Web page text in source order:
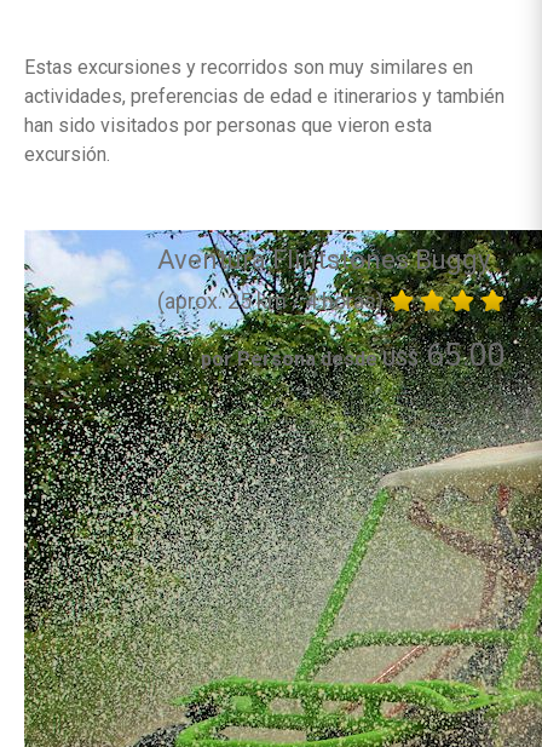
Estas excursiones y recorridos son muy similares en
actividades, preferencias de edad e itinerarios y también
han sido visitados por personas que vieron esta
excursión.
Aventura Flintstones Buggy
(aprox. 25 km / 4 horas)
por Persona desde US$65.00